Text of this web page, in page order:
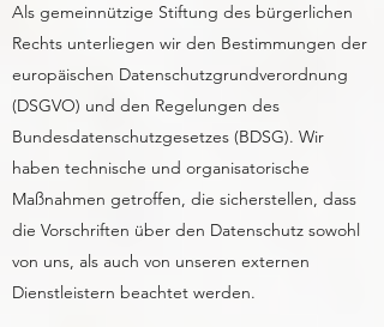
Als gemeinnützige Stiftung des bürgerlichen
Rechts unterliegen wir den Bestimmungen der
europäischen Datenschutzgrundverordnung
(DSGVO) und den Regelungen des
Bundesdatenschutzgesetzes (BDSG). Wir
haben technische und organisatorische
Maßnahmen getroffen, die sicherstellen, dass
die Vorschriften über den Datenschutz sowohl
von uns, als auch von unseren externen
Dienstleistern beachtet werden.